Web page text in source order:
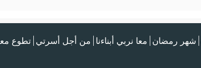
شهر رمضان معا نربي أبناءنا من أجل أسرتي تطوع